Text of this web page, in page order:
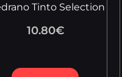
Tinto Selection
10.80€